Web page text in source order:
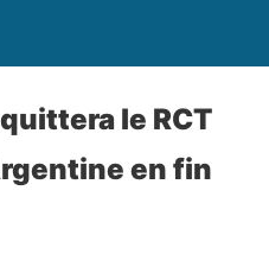
le RCT
en fin